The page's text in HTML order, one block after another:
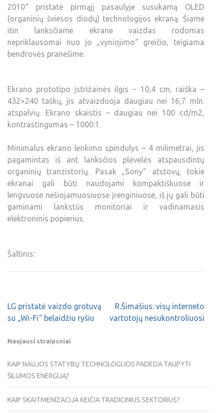
2010“ pristatė pirmąjį pasaulyje susukamą OLED
(organinių šviesos diodų) technologijos ekraną. Šiame
itin lanksčiame ekrane vaizdas rodomas
nepriklausomai nuo jo „vyniojimo“ greičio, teigiama
bendrovės pranešime.
Ekrano prototipo įstrižainės ilgis – 10,4 cm, raiška –
432×240 taškų, jis atvaizduoja daugiau nei 16,7 mln.
atspalvių. Ekrano skaistis – daugiau nei 100 cd/m2,
kontrastingumas – 1000:1.
Minimalus ekrano lenkimo spindulys – 4 milimetrai, jis
pagamintas iš ant lanksčios plėvelės atspausdintų
organinių tranzistorių. Pasak „Sony“ atstovų, tokie
ekranai gali būti naudojami kompaktiškuose ir
lengvuose nešiojamuosiuose įrenginiuose, iš jų gali būti
gaminami lankstūs monitoriai ir vadinamasis
elektroninis popierius.
Šaltinis:
LG pristatė vaizdo grotuvą
su „Wi-Fi“ belaidžiu ryšiu
R.Šimašius: visų interneto
vartotojų nesukontroliuosi
Naujausi straipsniai
KAIP NAUJOS STATYBŲ TECHNOLOGIJOS PADEDA TAUPYTI
ŠILUMOS ENERGIJĄ?
KAIP SKAITMENIZACIJA KEIČIA TRADICINIUS SEKTORIUS?